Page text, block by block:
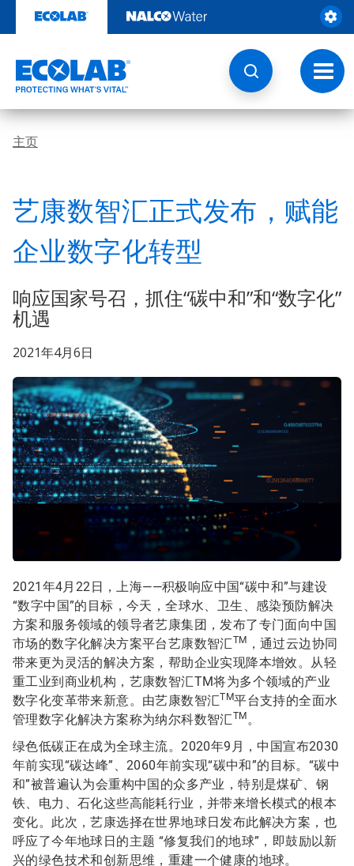
至
切
换
导
航
主页
艺康数智汇正式发布，赋能
企业数字化转型
响应国家号召，抓住“碳中和”和“数字化”
机遇
2021年4月6日
2021年4月22日，上海——积极响应中国“碳中和”与建设
“数字中国”的目标，今天，全球水、卫生、感染预防解决
方案和服务领域的领导者艺康集团，发布了专门面向中国
市场的数字化解决方案平台艺康数智汇TM
，通过云边协同
带来更为灵活的解决方案，帮助企业实现降本增效。从轻
重工业到商业机构，艺康数智汇TM将为多个领域的产业
数字化变革带来新意。由艺康数智汇TM平台支持的全面水
管理数字化解决方案称为纳尔科数智汇TM 。
绿色低碳正在成为全球主流。2020年9月，中国宣布2030
年前实现“碳达峰”、2060年前实现“碳中和”的目标。“碳中
和”被普遍认为会重构中国的众多产业，特别是煤矿、钢
铁、电力、石化这些高能耗行业，并带来增长模式的根本
变化。此次，艺康选择在世界地球日发布此解决方案，也
呼应了今年地球日的主题 “修复我们的地球”，即鼓励以新
兴的绿色技术和创新思维，重建一个健康的地球。